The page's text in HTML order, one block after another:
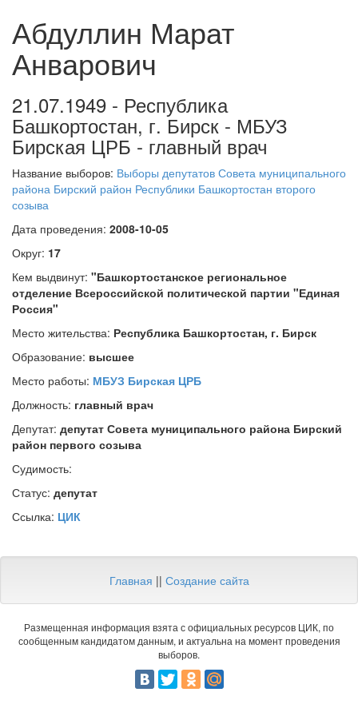
Абдуллин Марат
Анварович
21.07.1949 - Республика
Башкортостан, г. Бирск - МБУЗ
Бирская ЦРБ - главный врач
Название выборов: Выборы депутатов Совета муниципального
района Бирский район Республики Башкортостан второго
созыва
Дата проведения: 2008-10-05
Округ: 17
Кем выдвинут: "Башкортостанское региональное
отделение Всероссийской политической партии "Единая
Россия"
Место жительства: Республика Башкортостан, г. Бирск
Образование: высшее
Место работы: МБУЗ Бирская ЦРБ
Должность: главный врач
Депутат: депутат Совета муниципального района Бирский
район первого созыва
Судимость:
Статус: депутат
Ссылка: ЦИК
Главная || Создание сайта
Размещенная информация взята с официальных ресурсов ЦИК, по
сообщенным кандидатом данным, и актуальна на момент проведения
выборов.